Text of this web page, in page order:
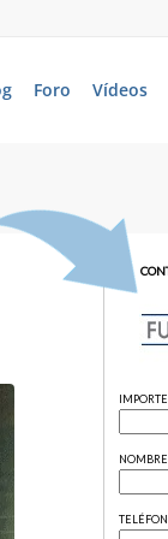
Foro Vídeos